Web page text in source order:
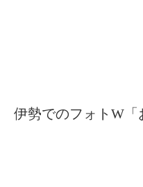
伊勢でのフォトW